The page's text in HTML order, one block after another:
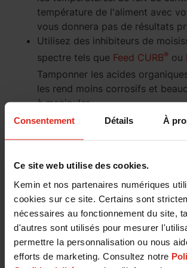
Consentement Détails À
Ce site web utilise des cookies.
Kemin et nos partenaires numériques
cookies sur ce site. Certains sont
nécessaires au fonctionnement du site,
d'autres sont utilisés pour mesurer
permettre la personnalisation ou nous
efforts de marketing. Consultez notre
température de l'aliment avec
vous donnera pas de résultats
Utilisez des inhibiteurs de
spectre tels que Feed CURB® ou
Tamponner les acides
les rend moins corrosifs et
à manipuler.
Si la levure sauvage pose problème,
CURB au taux d’un kilogramme par
pour contrôler la fermentation
chauffage de la RTM. Les traitements
acide ne permettent souvent pas de
grande variété de moisissures ou de
sauvages. Par exemple, l'acide
contrôlera certaines espèces de
sera inefficace sur d'autres souches.